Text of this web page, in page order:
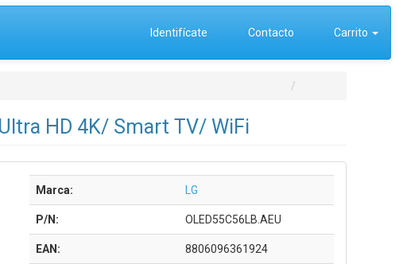
Identifícate Contacto Carrito
HD 4K/ Smart TV/ WiFi
Marca: LG
P/N: OLED55C56LB.AEU
EAN: 8806096361924